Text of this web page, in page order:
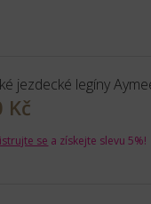
jezdecké legíny
Kč
se a získejte slevu 5%!